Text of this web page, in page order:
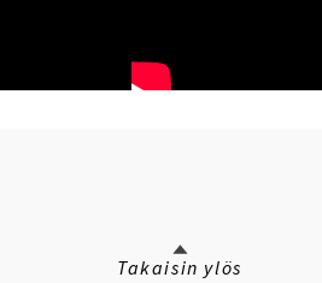
Takaisin ylös